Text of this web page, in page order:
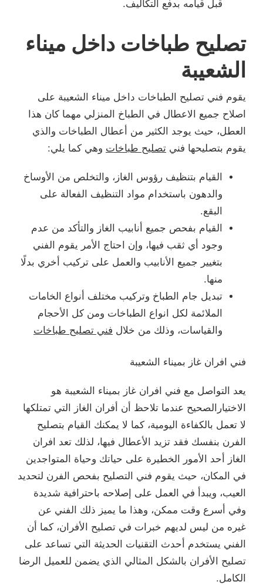
قبل قيامه بدفع التكاليف.
تصليح طباخات داخل ميناء
الشعيبة
يقوم فني تصليح الطباخات داخل ميناء الشعيبة على
اصلاح جميع الاعطال في الطباخ المنزلي مهما كان هذا
العطل، حيث يوجد الكثير من أعطال الطباخات والذي
يقوم بتصليحها فني تصليح طباخات وهي كما يلي:
القيام بتنظيف رؤوس الغاز، والتخلص من الأوساخ
والدهون باستخدام مواد التنظيف الفعالة على
البقع.
القيام بفحص جميع أنابيب الغاز والتأكد من عدم
وجود أي ثقب فيها، وإن احتاج الأمر يقوم الفني
بتغيير جميع الأنابيب والعمل على تركيب أخري بدلًا
منها.
تبديل جام الطباخ وتركيب مختلف أنواع الخامات
الملائمة لكل انواع الطباخات ومن كل الأحجام
والقياسات، وذلك من خلال فني تصليح طباخات
فني افران غاز بميناء الشعيبة
يعد التواصل مع فني افران غاز بميناء الشعيبة هو
الاختيارالصحيح عندما تلاحظ أن أفران الغاز التي تمتلكها
لا تعمل بالكفاءة اليومية، كما لا يمكنك القيام بتصليح
الفرن بنفسك فقد تزيد الأعطال فيها، لذلك تعد افران
الغاز أحد الأمور الخطيرة على حياتك وحياة المتواجدين
في المكان، حيث يقوم فني التصليح بفحص الفرن لتحديد
العيب، ويبدأ في العمل على إصلاحه باحترافية شديدة
وفي أسرع وقت ممكن، وهذا ما يميز ذلك الفني عن
غيره من ليس لديهم خبرات في تصليح الأفران، كما أن
الفني يستخدم أحدث التقنيات الحديثة التي تساعد على
تصليح الأفران بالشكل المثالي الذي يضمن للعميل الرضا
الكامل.